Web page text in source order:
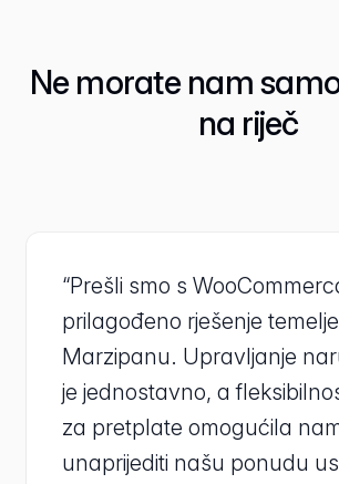
Ne morate nam
na riječ
“Prešli smo s
prilagođeno rješenje
Marzipanu. Upravljanje
je jednostavno, a
za pretplate omogućila
unaprijediti našu ponudu